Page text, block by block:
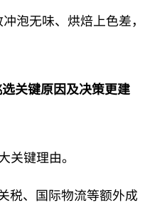
泡无味、烘焙上色差，
关键原因及决策更建
关键理由。
税、国际物流等额外成